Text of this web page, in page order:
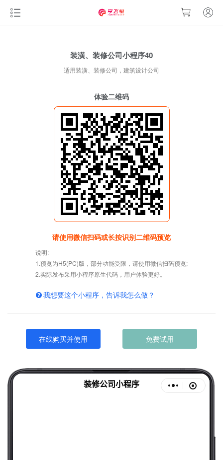
装潢、装修公司小程序40
适用装潢、装修公司，建筑设计公司
体验二维码
请使用微信扫码或长按识别二维码预览
说明:
1.预览为H5(PC)版，部分功能受限，请使用微信扫码预览;
2.实际发布采用小程序原生代码，用户体验更好。
我想要这个小程序，告诉我怎么做？
在线购买并使用 免费试用